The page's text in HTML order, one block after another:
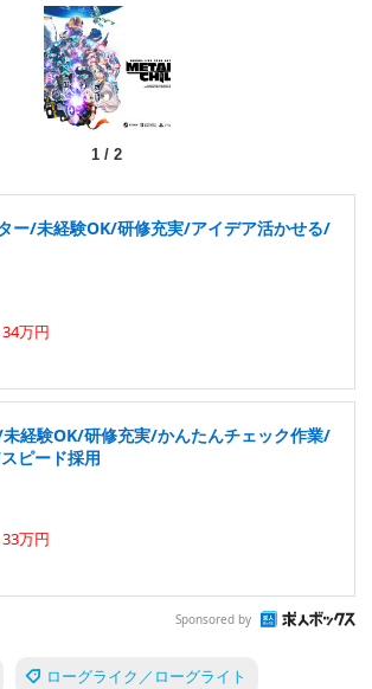
1/ 2
ー/未経験OK/研修充実/アイデア活かせる/
万円
経験OK/研修充実/かんたんチェック作業/
ピード採用
万円
Sponsored by
ローグライク／ローグライト